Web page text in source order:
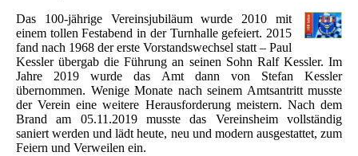
Das 100-jährige Vereinsjubiläum wurde 2010 mit
einem tollen Festabend in der Turnhalle gefeiert. 2015
fand nach 1968 der erste Vorstandswechsel statt – Paul
Kessler übergab die Führung an seinen Sohn Ralf Kessler. Im
Jahre 2019 wurde das Amt dann von Stefan Kessler
übernommen. Wenige Monate nach seinem Amtsantritt musste
der Verein eine weitere Herausforderung meistern. Nach dem
Brand am 05.11.2019 musste das Vereinsheim vollständig
saniert werden und lädt heute, neu und modern ausgestattet, zum
Feiern und Verweilen ein.